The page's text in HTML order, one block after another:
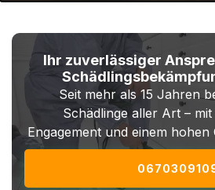
Ihr zuverlässiger
Seit mehr als 15 Jahren
Schädlinge aller Art –
Engagement und einem hohen